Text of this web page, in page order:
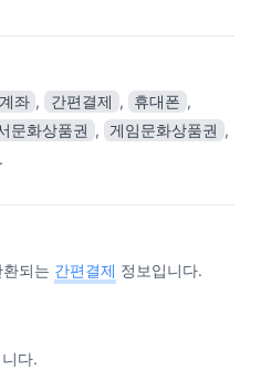
좌 , 간편결제 , 휴대폰 ,
문화상품권 , 게임문화상품권 ,
되는 간편결제 정보입니다.
다.